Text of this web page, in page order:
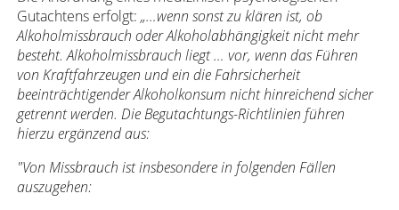
Gutachtens erfolgt: „…wenn sonst zu klären ist, ob
Alkoholmissbrauch oder Alkoholabhängigkeit nicht mehr
besteht. Alkoholmissbrauch liegt … vor, wenn das Führen
von Kraftfahrzeugen und ein die Fahrsicherheit
beeinträchtigender Alkoholkonsum nicht hinreichend sicher
getrennt werden. Die Begutachtungs-Richtlinien führen
hierzu ergänzend aus:
"Von Missbrauch ist insbesondere in folgenden Fällen
auszugehen: